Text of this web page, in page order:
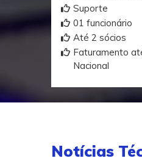
Suporte
01 funcionário
Até 2 sócios
Faturamento
Nacional
Notícias